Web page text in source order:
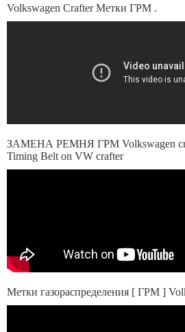
Volkswagen Crafter Метки ГРМ .
ЗАМЕНА РЕМНЯ ГРМ Volkswagen
Timing Belt on VW crafter
Метки газораспределения [ ГРМ ]